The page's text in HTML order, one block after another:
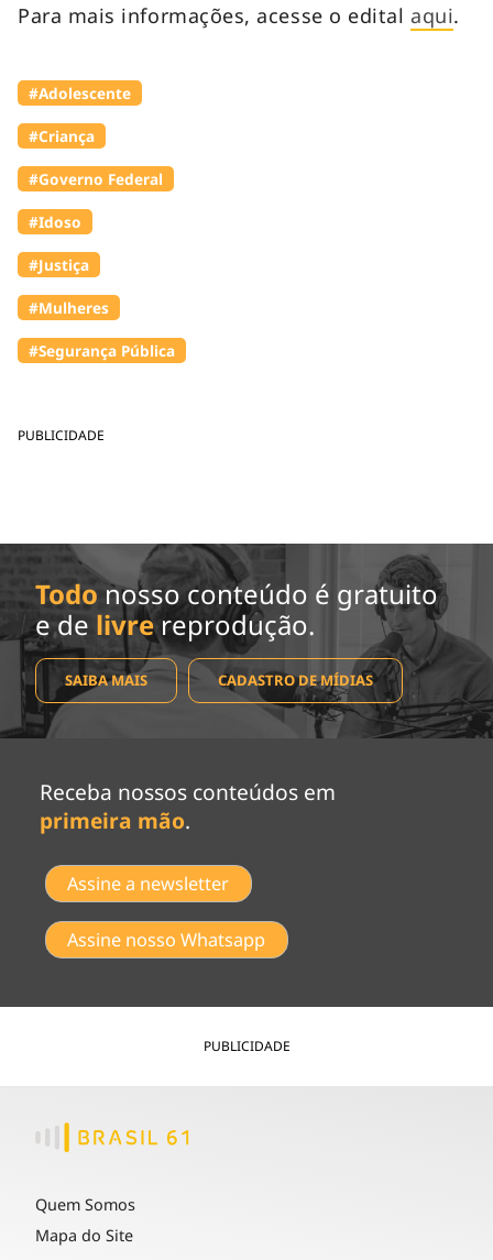
PUBLICIDADE
Para mais informações, acesse o editalaqui.
#Adolescente
#Criança
#Governo Federal
#Idoso
#Justiça
#Mulheres
#Segurança Pública
Todo nosso conteúdo é gratuito
e de livrereprodução.
SAIBA MAIS CADASTRO DE MÍDIAS
Receba nossos conteúdos em
primeira mão.
Assine a newsletter
Assine nosso Whatsapp
PUBLICIDADE
Quem Somos
Mapa do Site